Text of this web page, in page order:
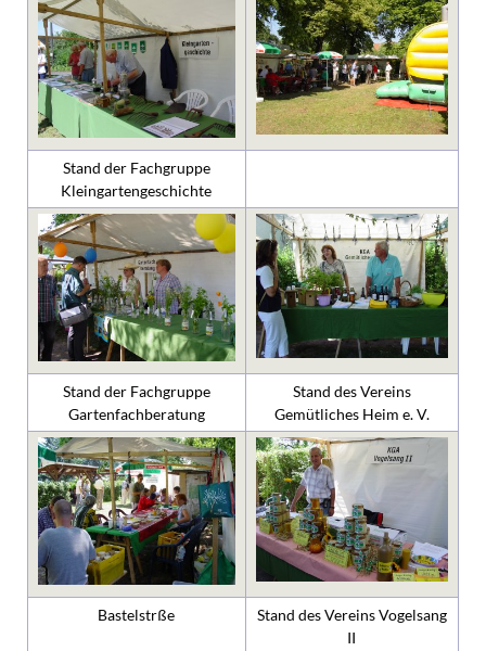
Stand der Fachgruppe
Kleingartengeschichte
Stand der Fachgruppe
Gartenfachberatung
Stand des Vereins
Gemütliches Heim e. V.
Bastelstrße
Stand des Vereins Vogelsang
II